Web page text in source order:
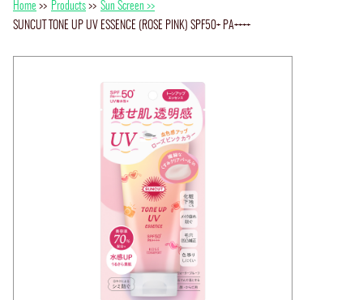
Home >> Products >> Sun Screen >>
SUNCUT TONE UP UV ESSENCE (ROSE PINK) SPF50+ PA++++